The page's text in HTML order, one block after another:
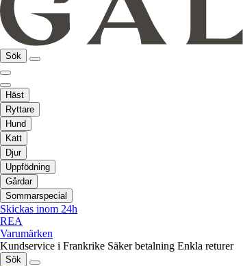
Sök
Häst
Ryttare
Hund
Katt
Djur
Uppfödning
Gårdar
Sommarspecial
Skickas inom 24h
REA
Varumärken
Kundservice i Frankrike Säker betalning Enkla returer
Sök